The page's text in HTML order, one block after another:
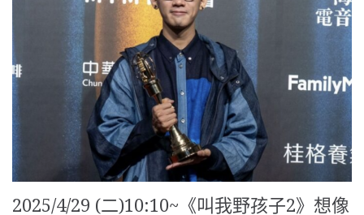
2025/4/29 (二)10:10~《叫我野孩子2》想像